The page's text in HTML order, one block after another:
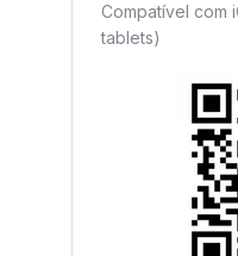
Compatível com
tablets)